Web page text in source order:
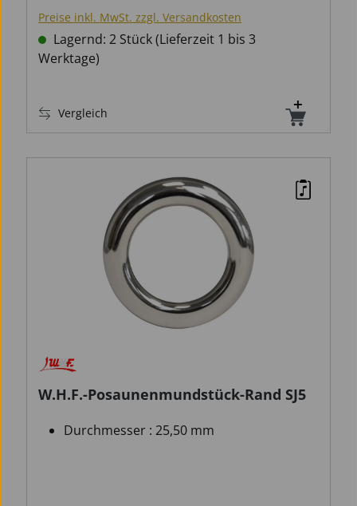
Preise inkl. MwSt. zzgl. Versandkosten
Lagernd: 2 Stück (Lieferzeit 1 bis 3
Werktage)
Vergleich
W.H.F.-Posaunenmundstück-Rand SJ5
Durchmesser : 25,50 mm